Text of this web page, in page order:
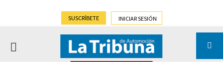
SUSCRÍBETE INICIAR SESIÓN
PRIMARY